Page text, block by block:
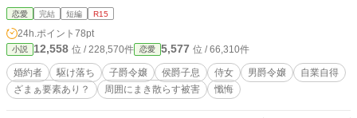
と夫婦として暮らしていた。 数年前に娘のエミリーも生まれ、幸せに満ちてい
た。 そんなある日、王都の大学から連絡がくる。 アーサーの論文が認められ、
講師として大学に招かれることになった。 数年ぶりに王都に戻るアーサー達一
行。 王都の暮らしに落ち着いてきた頃に、アーサーに襲いかかった暴行事件！
通り魔の無差別事件として処理された。 だが、アーサーには何かかが引っかか
る。 後日、犯人の名前を聞いたアーサーは、驚愕した！ 自分を襲ったのが妻
の妹！ そこから明らかになる、駆け落ち後の悲劇の数々。 愛し合う夫婦に、捨
恋愛 完結 短編 R15
24h.ポイント 78pt
小説 12,558 位 / 228,570件 恋愛 5,577 位 / 66,310件
婚約者 駆け落ち 子爵令嬢 侯爵子息 侍女 男爵令嬢
自業自得
ざまぁ要素あり？
周囲にまき散らす被害 懺悔